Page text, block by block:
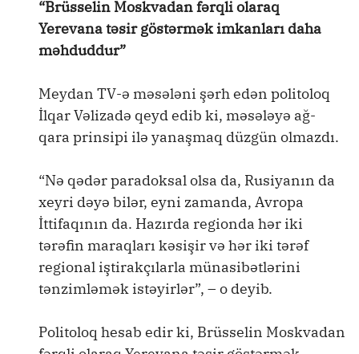
“Brüsselin Moskvadan fərqli olaraq
Yerevana təsir göstərmək imkanları daha
məhduddur”
Meydan TV-ə məsələni şərh edən politoloq
İlqar Vəlizadə qeyd edib ki, məsələyə ağ-
qara prinsipi ilə yanaşmaq düzgün olmazdı.
“Nə qədər paradoksal olsa da, Rusiyanın da
xeyri dəyə bilər, eyni zamanda, Avropa
İttifaqının da. Hazırda regionda hər iki
tərəfin maraqları kəsişir və hər iki tərəf
regional iştirakçılarla münasibətlərini
tənzimləmək istəyirlər”, – o deyib.
Politoloq hesab edir ki, Brüsselin Moskvadan